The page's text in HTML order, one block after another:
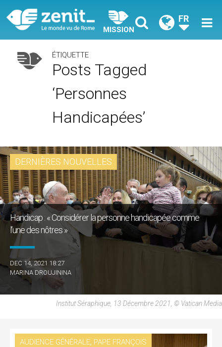
MISSION
FR
ÉTIQUETTE
Posts Tagged
‘personnes
Handicapées’
DERNIÈRES NOUVELLES
Handicap : « Considérer la personne handicapée comme
l’une des nôtres »
DEC 14, 2021 18:27
MARINA DROUJININA
Institut Séraphique, 13 Décembre 2021, © Vatican Media
AUDIENCE GÉNÉRALE, PAPE FRANÇOIS